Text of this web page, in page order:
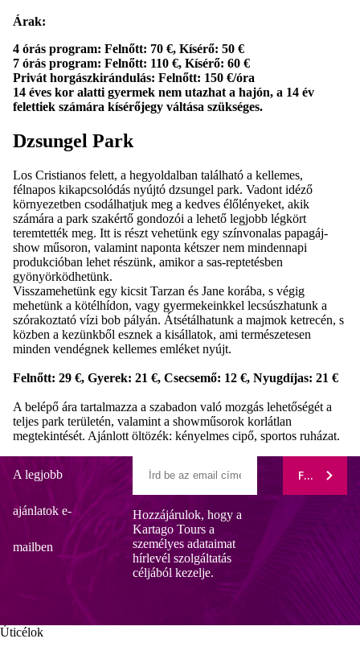
Árak:
4 órás program: Felnőtt: 70 €, Kísérő: 50 €
7 órás program: Felnőtt: 110 €, Kísérő: 60 €
Privát horgászkirándulás: Felnőtt: 150 €/óra
14 éves kor alatti gyermek nem utazhat a hajón, a 14 év
felettiek számára kísérőjegy váltása szükséges.
Dzsungel Park
Los Cristianos felett, a hegyoldalban található a kellemes,
félnapos kikapcsolódás nyújtó dzsungel park. Vadont idéző
környezetben csodálhatjuk meg a kedves élőlényeket, akik
számára a park szakértő gondozói a lehető legjobb légkört
teremtették meg. Itt is részt vehetünk egy színvonalas papagáj-
show műsoron, valamint naponta kétszer nem mindennapi
produkcióban lehet részünk, amikor a sas-reptetésben
gyönyörködhetünk.
Visszamehetünk egy kicsit Tarzan és Jane korába, s végig
mehetünk a kötélhídon, vagy gyermekeinkkel lecsúszhatunk a
szórakoztató vízi bob pályán. Átsétálhatunk a majmok ketrecén, s
közben a kezünkből esznek a kisállatok, ami természetesen
minden vendégnek kellemes emléket nyújt.
Felnőtt: 29 €, Gyerek: 21 €, Csecsemő: 12 €, Nyugdíjas: 21 €
A belépő ára tartalmazza a szabadon való mozgás lehetőségét a
teljes park területén, valamint a showműsorok korlátlan
megtekintését. Ajánlott öltözék: kényelmes cipő, sportos ruházat.
A legjobb
ajánlatok e-
mailben
Hozzájárulok, hogy a
Kartago Tours a
személyes adataimat
hírlevél szolgáltatás
céljából kezelje.
Úticélok